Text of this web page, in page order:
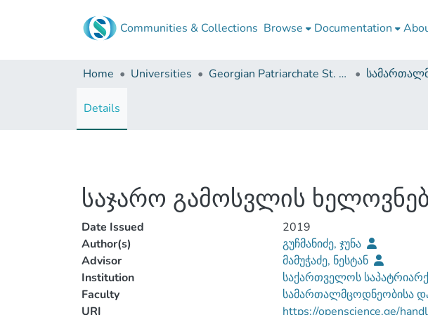
Communities & Collections Browse Documentation
Home Universities Georgian Patriarchate St. Tbel Abuseridze Teaching University
Details
საჯარო გამოსვლის
Date Issued
2019
Author(s)
გუჩმანიძე, ჯუნა
Advisor
მამუჭაძე, ნესტან
Institution
საქართველოს
Faculty
სამართალმცოდნეობისა
URI
https://openscience.ge/